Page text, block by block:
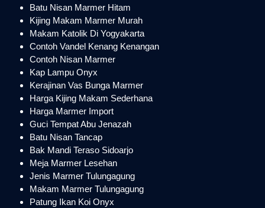
Batu Nisan Marmer Hitam
Kijing Makam Marmer Murah
Makam Katolik Di Yogyakarta
Contoh Vandel Kenang Kenangan
Contoh Nisan Marmer
Kap Lampu Onyx
Kerajinan Vas Bunga Marmer
Harga Kijing Makam Sederhana
Harga Marmer Import
Guci Tempat Abu Jenazah
Batu Nisan Tancap
Bak Mandi Teraso Sidoarjo
Meja Marmer Lesehan
Jenis Marmer Tulungagung
Makam Marmer Tulungagung
Patung Ikan Koi Onyx